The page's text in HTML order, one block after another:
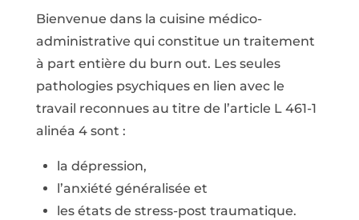
Bienvenue dans la cuisine médico-
administrative qui constitue un traitement
à part entière du burn out. Les seules
pathologies psychiques en lien avec le
travail reconnues au titre de l’article L 461-1
alinéa 4 sont :
la dépression,
l’anxiété généralisée et
les états de stress-post traumatique.